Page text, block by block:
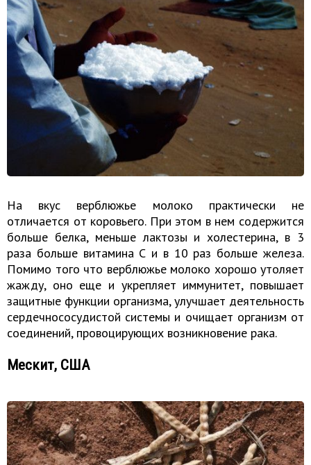
На вкус верблюжье молоко практически не
отличается от коровьего. При этом в нем содержится
больше белка, меньше лактозы и холестерина, в 3
раза больше витамина С и в 10 раз больше железа.
Помимо того что верблюжье молоко хорошо утоляет
жажду, оно еще и укрепляет иммунитет, повышает
защитные функции организма, улучшает деятельность
сердечнососудистой системы и очищает организм от
соединений, провоцирующих возникновение рака.
Мескит, США